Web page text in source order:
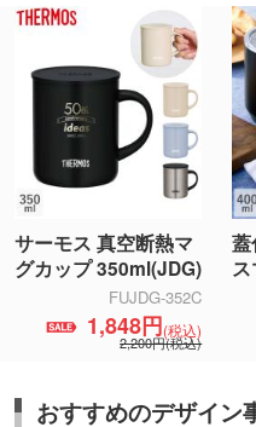
サーモス 真空断熱マ
グカップ 350ml(JDG)
FUJDG-352C
1,848円(税込)
2,200円(税込)
蓋
おすすめのデザイン